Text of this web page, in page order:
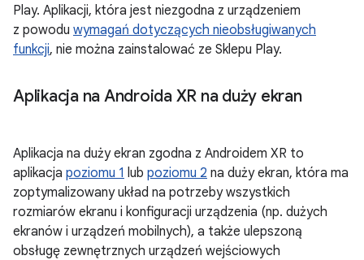
Play. Aplikacji, która jest niezgodna z urządzeniem
z powodu wymagań dotyczących nieobsługiwanych
funkcji, nie można zainstalować ze Sklepu Play.
Aplikacja na Androida XR na duży ekran
Aplikacja na duży ekran zgodna z Androidem XR to
aplikacja poziomu 1 lub poziomu 2 na duży ekran, która ma
zoptymalizowany układ na potrzeby wszystkich
rozmiarów ekranu i konfiguracji urządzenia (np. dużych
ekranów i urządzeń mobilnych), a także ulepszoną
obsługę zewnętrznych urządzeń wejściowych